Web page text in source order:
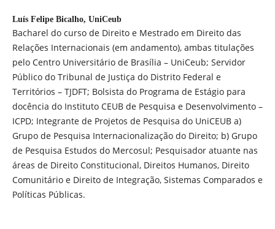
Luís Felipe Bicalho, UniCeub
Bacharel do curso de Direito e Mestrado em Direito das
Relações Internacionais (em andamento), ambas titulações
pelo Centro Universitário de Brasília – UniCeub; Servidor
Público do Tribunal de Justiça do Distrito Federal e
Territórios – TJDFT; Bolsista do Programa de Estágio para
docência do Instituto CEUB de Pesquisa e Desenvolvimento –
ICPD; Integrante de Projetos de Pesquisa do UniCEUB a)
Grupo de Pesquisa Internacionalização do Direito; b) Grupo
de Pesquisa Estudos do Mercosul; Pesquisador atuante nas
áreas de Direito Constitucional, Direitos Humanos, Direito
Comunitário e Direito de Integração, Sistemas Comparados e
Políticas Públicas.